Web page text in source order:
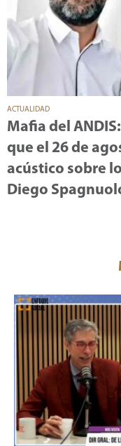
ACTUALIDAD
Mafia del
que el 26 de
acústico sobre
Diego